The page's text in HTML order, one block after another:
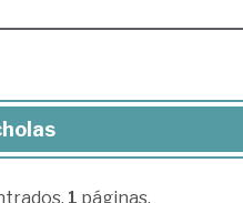
1 páginas.